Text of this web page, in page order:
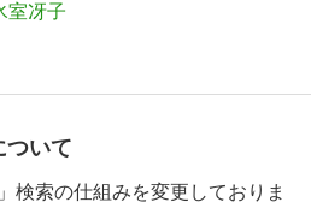
室冴子
ついて
検索の仕組みを変更しておりま